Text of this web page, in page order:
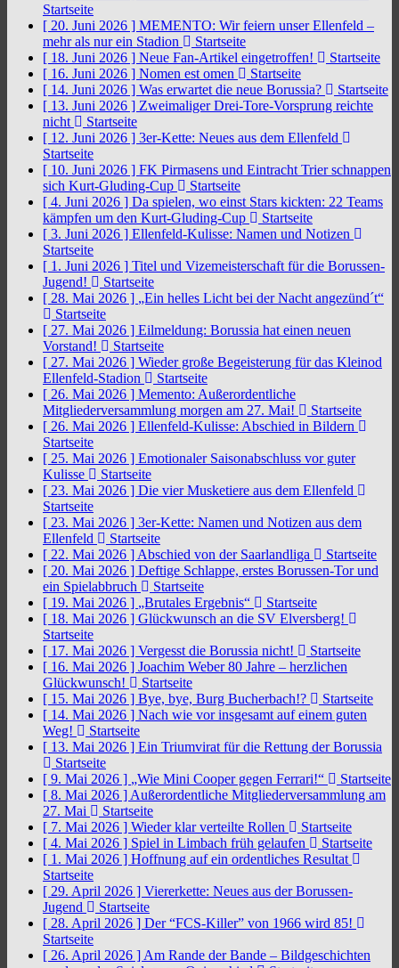
Startseite
[ 20. Juni 2026 ] MEMENTO: Wir feiern unser Ellenfeld –
mehr als nur ein Stadion
Startseite
[ 18. Juni 2026 ] Neue Fan-Artikel eingetroffen!
Startseite
[ 16. Juni 2026 ] Nomen est omen
Startseite
[ 14. Juni 2026 ] Was erwartet die neue Borussia?
Startseite
[ 13. Juni 2026 ] Zweimaliger Drei-Tore-Vorsprung reichte
nicht
Startseite
[ 12. Juni 2026 ] 3er-Kette: Neues aus dem Ellenfeld
Startseite
[ 10. Juni 2026 ] FK Pirmasens und Eintracht Trier schnappen
sich Kurt-Gluding-Cup
Startseite
[ 4. Juni 2026 ] Da spielen, wo einst Stars kickten: 22 Teams
kämpfen um den Kurt-Gluding-Cup
Startseite
[ 3. Juni 2026 ] Ellenfeld-Kulisse: Namen und Notizen
Startseite
[ 1. Juni 2026 ] Titel und Vizemeisterschaft für die Borussen-
Jugend!
Startseite
[ 28. Mai 2026 ] „Ein helles Licht bei der Nacht angezünd´t“
Startseite
[ 27. Mai 2026 ] Eilmeldung: Borussia hat einen neuen
Vorstand!
Startseite
[ 27. Mai 2026 ] Wieder große Begeisterung für das Kleinod
Ellenfeld-Stadion
Startseite
[ 26. Mai 2026 ] Memento: Außerordentliche
Mitgliederversammlung morgen am 27. Mai!
Startseite
[ 26. Mai 2026 ] Ellenfeld-Kulisse: Abschied in Bildern
Startseite
[ 25. Mai 2026 ] Emotionaler Saisonabschluss vor guter
Kulisse
Startseite
[ 23. Mai 2026 ] Die vier Musketiere aus dem Ellenfeld
Startseite
[ 23. Mai 2026 ] 3er-Kette: Namen und Notizen aus dem
Ellenfeld
Startseite
[ 22. Mai 2026 ] Abschied von der Saarlandliga
Startseite
[ 20. Mai 2026 ] Deftige Schlappe, erstes Borussen-Tor und
ein Spielabbruch
Startseite
[ 19. Mai 2026 ] „Brutales Ergebnis“
Startseite
[ 18. Mai 2026 ] Glückwunsch an die SV Elversberg!
Startseite
[ 17. Mai 2026 ] Vergesst die Borussia nicht!
Startseite
[ 16. Mai 2026 ] Joachim Weber 80 Jahre – herzlichen
Glückwunsch!
Startseite
[ 15. Mai 2026 ] Bye, bye, Burg Bucherbach!?
Startseite
[ 14. Mai 2026 ] Nach wie vor insgesamt auf einem guten
Weg!
Startseite
[ 13. Mai 2026 ] Ein Triumvirat für die Rettung der Borussia
Startseite
[ 9. Mai 2026 ] „Wie Mini Cooper gegen Ferrari!“
Startseite
[ 8. Mai 2026 ] Außerordentliche Mitgliederversammlung am
27. Mai
Startseite
[ 7. Mai 2026 ] Wieder klar verteilte Rollen
Startseite
[ 4. Mai 2026 ] Spiel in Limbach früh gelaufen
Startseite
[ 1. Mai 2026 ] Hoffnung auf ein ordentliches Resultat
Startseite
[ 29. April 2026 ] Viererkette: Neues aus der Borussen-
Jugend
Startseite
[ 28. April 2026 ] Der “FCS-Killer” von 1966 wird 85!
Startseite
[ 26. April 2026 ] Am Rande der Bande – Bildgeschichten